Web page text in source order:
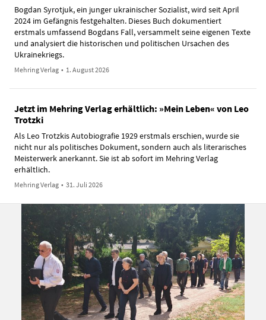
Bogdan Syrotjuk, ein junger ukrainischer Sozialist, wird seit April
2024 im Gefängnis festgehalten. Dieses Buch dokumentiert
erstmals umfassend Bogdans Fall, versammelt seine eigenen Texte
und analysiert die historischen und politischen Ursachen des
Ukrainekriegs.
Mehring Verlag • 1. August 2026
Jetzt im Mehring Verlag erhältlich: »Mein Leben« von Leo
Trotzki
Als Leo Trotzkis Autobiografie 1929 erstmals erschien, wurde sie
nicht nur als politisches Dokument, sondern auch als literarisches
Meisterwerk anerkannt. Sie ist ab sofort im Mehring Verlag
erhältlich.
Mehring Verlag • 31. Juli 2026